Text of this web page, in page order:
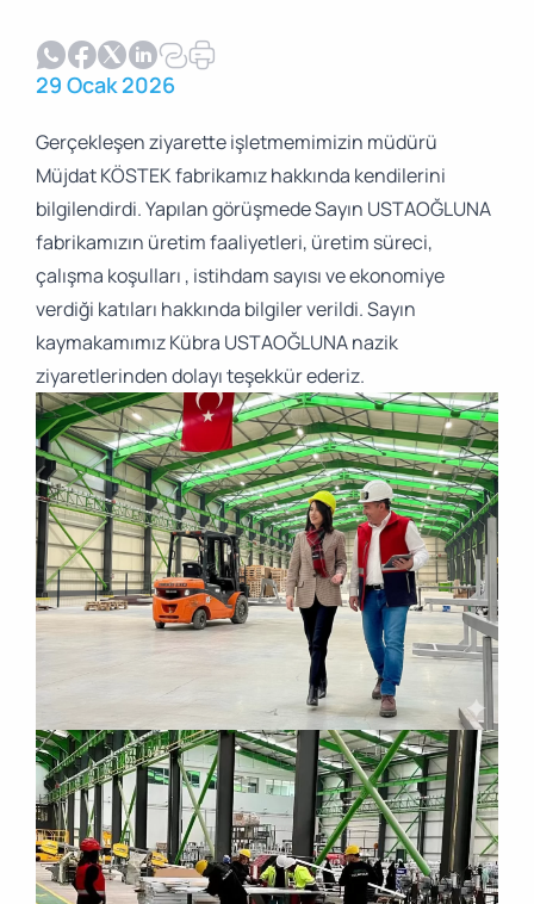
Burs Desteği
29 Ocak 2026
Gerçekleşen ziyarette işletmemimizin müdürü
Müjdat KÖSTEK fabrikamız hakkında kendilerini
bilgilendirdi. Yapılan görüşmede Sayın USTAOĞLUNA
fabrikamızın üretim faaliyetleri, üretim süreci,
çalışma koşulları , istihdam sayısı ve ekonomiye
verdiği katıları hakkında bilgiler verildi. Sayın
kaymakamımız Kübra USTAOĞLUNA nazik
ziyaretlerinden dolayı teşekkür ederiz.